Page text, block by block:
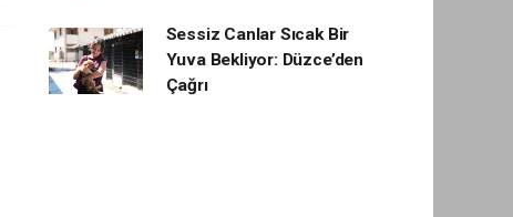
Sessiz Canlar Sıcak Bir
Yuva Bekliyor: Düzce’den
Çağrı